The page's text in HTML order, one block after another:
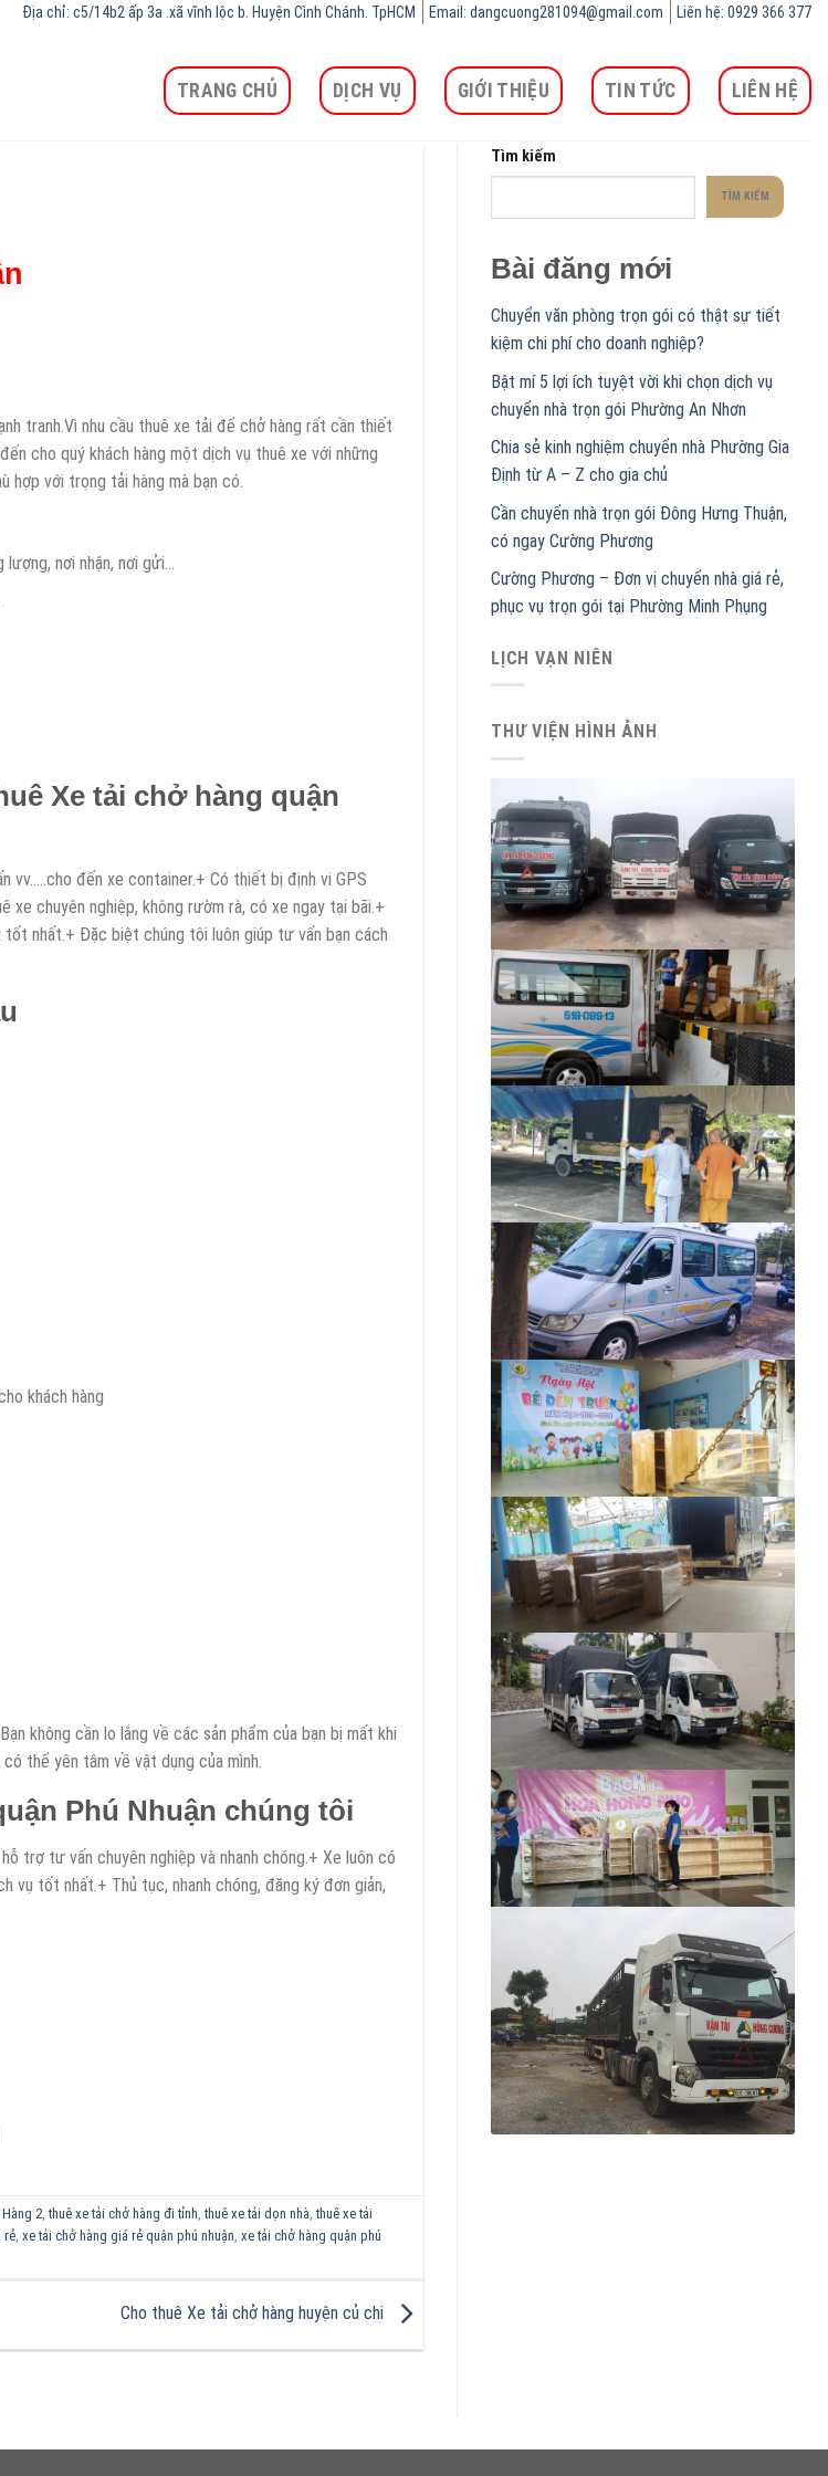
Địa chỉ: c5/14b2 ấp 3a .xã vĩnh lộc b. Huyện Cình Chánh. TpHCM Email: dangcuong281094@gmail.com Liên hệ: 0929 366 377
TRANG CHỦ DỊCH VỤ GIỚI THIỆU TIN TỨC LIÊN HỆ
tranh.Vì nhu cầu thuê xe tải để chở hàng rất cần thiết
cho quý khách hàng một dịch vụ thuê xe với những
với trọng tải hàng mà bạn có.
nơi nhận, nơi gửi…
Xe tải chở hàng quận
vv…..cho đến xe container.+ Có thiết bị định vi GPS
chuyên nghiệp, không rườm rà, có xe ngay tại bãi.+
nhất.+ Đặc biệt chúng tôi luôn giúp tư vấn bạn cách
khách hàng
không cần lo lắng về các sản phẩm của bạn bị mất khi
thể yên tâm về vật dụng của mình.
Phú Nhuận chúng tôi
trợ tư vấn chuyên nghiệp và nhanh chóng.+ Xe luôn có
vụ tốt nhất.+ Thủ tục, nhanh chóng, đăng ký đơn giản,
2,thuê xe tải chở hàng đi tỉnh,thuê xe tải dọn nhà,thuê xe tải
rẻ,xe tải chở hàng giá rẻ quận phú nhuận,xe tải chở hàng quận phú
Cho thuê Xe tải chở hàng huyện củ chi
Tìm kiếm
TÌM KIẾM
Bài đăng mới
Chuyển văn phòng trọn gói có thật sự tiết
kiệm chi phí cho doanh nghiệp?
Bật mí 5 lợi ích tuyệt vời khi chọn dịch vụ
chuyển nhà trọn gói Phường An Nhơn
Chia sẻ kinh nghiệm chuyển nhà Phường Gia
Định từ A – Z cho gia chủ
Cần chuyển nhà trọn gói Đông Hưng Thuận,
có ngay Cường Phương
Cường Phương – Đơn vị chuyển nhà giá rẻ,
phục vụ trọn gói tại Phường Minh Phụng
LỊCH VẠN NIÊN
THƯ VIỆN HÌNH ẢNH